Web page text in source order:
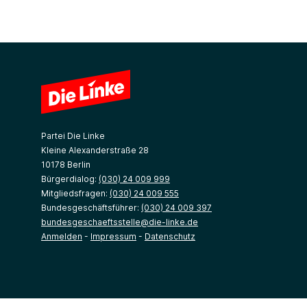
Partei Die Linke
Kleine Alexanderstraße 28
10178 Berlin
Bürgerdialog: (030) 24 009 999
Mitgliedsfragen: (030) 24 009 555
Bundesgeschäftsführer: (030) 24 009 397
bundesgeschaeftsstelle@die-linke.de
Anmelden - Impressum - Datenschutz